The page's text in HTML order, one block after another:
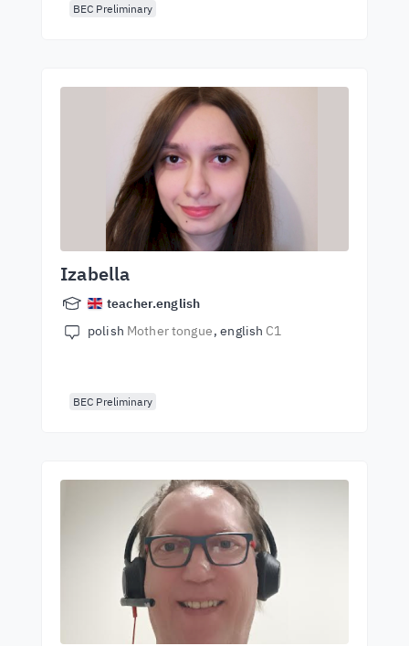
BEC Preliminary
Izabella
teacher.english
polish Mother tongue english C1
BEC Preliminary